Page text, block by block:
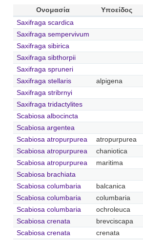
Ονομασία Υποείδος
Saxifraga scardica
Saxifraga sempervivum
Saxifraga sibirica
Saxifraga sibthorpii
Saxifraga spruneri
Saxifraga stellaris
alpigena
Saxifraga stribrnyi
Saxifraga tridactylites
Scabiosa albocincta
Scabiosa argentea
Scabiosa atropurpurea
atropurpurea
Scabiosa atropurpurea
chaniotica
Scabiosa atropurpurea
maritima
Scabiosa brachiata
Scabiosa columbaria
balcanica
Scabiosa columbaria
columbaria
Scabiosa columbaria
ochroleuca
Scabiosa crenata
brevciscapa
Scabiosa crenata
crenata